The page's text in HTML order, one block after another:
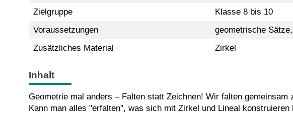
Zielgruppe
Klasse 8 bis 10
Voraussetzungen
geometrische
Zusätzliches Material
Zirkel
Inhalt
Geometrie mal anders – Falten statt Zeichnen! Wir falten
Kann man alles "erfalten", was sich mit Zirkel und Lineal